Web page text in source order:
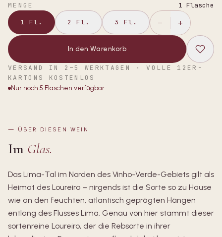
MENGE
1 Flasche
1
Fl. 2 Fl. 3 Fl. − +
In den Warenkorb
VERSAND IN 2–5 WERKTAGEN · VOLLE 12ER-
KARTONS KOSTENLOS
Nur noch 5 Flaschen verfügbar
— ÜBER DIESEN WEIN
Im Glas.
Das Lima-Tal im Norden des Vinho-Verde-Gebiets gilt als
Heimat des Loureiro – nirgends ist die Sorte so zu Hause
wie an den feuchten, atlantisch geprägten Hängen
entlang des Flusses Lima. Genau von hier stammt dieser
sortenreine Loureiro, der die Rebsorte in ihrer